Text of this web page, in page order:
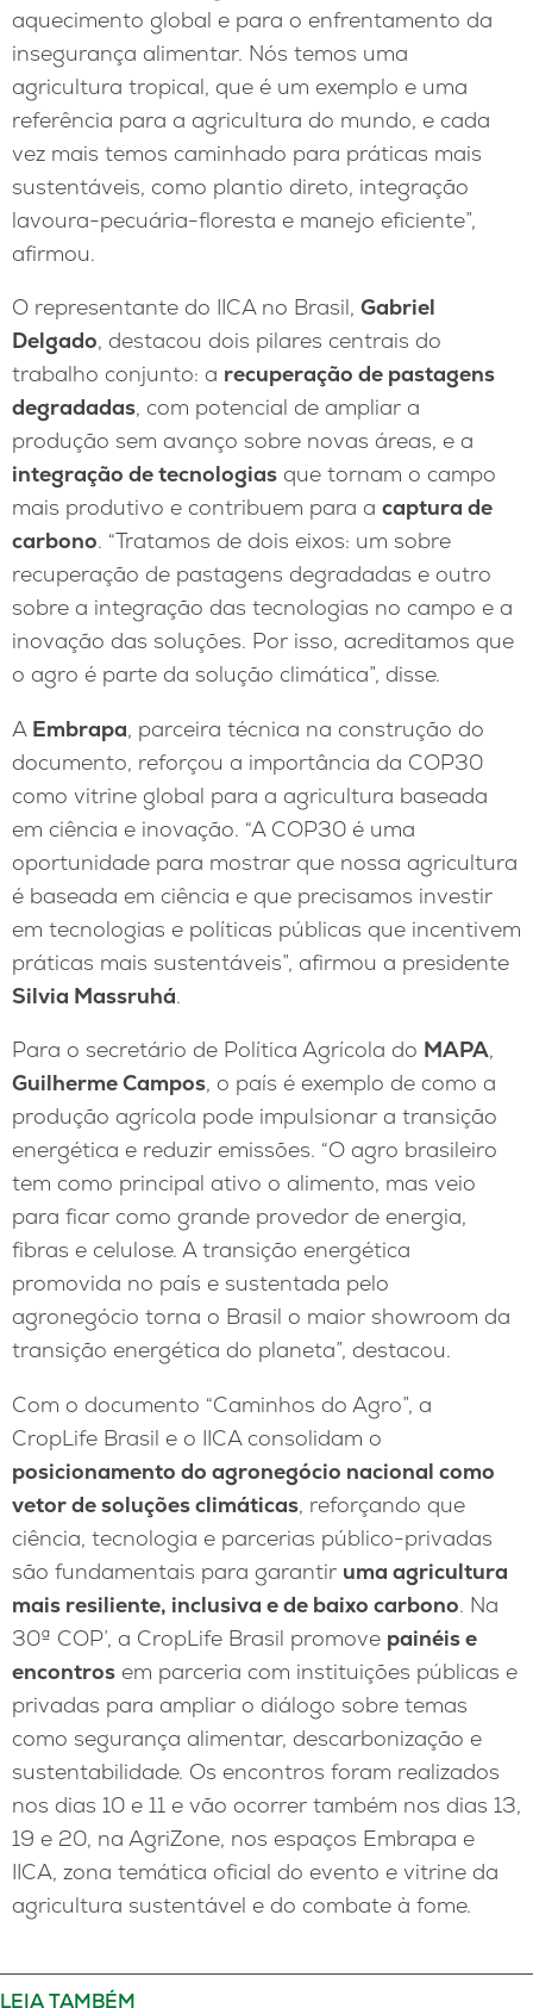
aquecimento global e para o enfrentamento da
insegurança alimentar. Nós temos uma
agricultura tropical, que é um exemplo e uma
referência para a agricultura do mundo, e cada
vez mais temos caminhado para práticas mais
sustentáveis, como plantio direto, integração
lavoura-pecuária-floresta e manejo eficiente”,
afirmou.
O representante do IICA no Brasil, Gabriel
Delgado, destacou dois pilares centrais do
trabalho conjunto: a recuperação de pastagens
degradadas, com potencial de ampliar a
produção sem avanço sobre novas áreas, e a
integração de tecnologias que tornam o campo
mais produtivo e contribuem para a captura de
carbono. “Tratamos de dois eixos: um sobre
recuperação de pastagens degradadas e outro
sobre a integração das tecnologias no campo e a
inovação das soluções. Por isso, acreditamos que
o agro é parte da solução climática”, disse.
A Embrapa, parceira técnica na construção do
documento, reforçou a importância da COP30
como vitrine global para a agricultura baseada
em ciência e inovação. “A COP30 é uma
oportunidade para mostrar que nossa agricultura
é baseada em ciência e que precisamos investir
em tecnologias e políticas públicas que incentivem
práticas mais sustentáveis”, afirmou a presidente
Silvia Massruhá.
Para o secretário de Política Agrícola do MAPA,
Guilherme Campos, o país é exemplo de como a
produção agrícola pode impulsionar a transição
energética e reduzir emissões. “O agro brasileiro
tem como principal ativo o alimento, mas veio
para ficar como grande provedor de energia,
fibras e celulose. A transição energética
promovida no país e sustentada pelo
agronegócio torna o Brasil o maior showroom da
transição energética do planeta”, destacou.
Com o documento “Caminhos do Agro”, a
CropLife Brasil e o IICA consolidam o
posicionamento do agronegócio nacional como
vetor de soluções climáticas, reforçando que
ciência, tecnologia e parcerias público-privadas
são fundamentais para garantir uma agricultura
mais resiliente, inclusiva e de baixo carbono. Na
30ª COP’, a CropLife Brasil promove painéis e
encontros em parceria com instituições públicas e
privadas para ampliar o diálogo sobre temas
como segurança alimentar, descarbonização e
sustentabilidade. Os encontros foram realizados
nos dias 10 e 11 e vão ocorrer também nos dias 13,
19 e 20, na AgriZone, nos espaços Embrapa e
IICA, zona temática oficial do evento e vitrine da
agricultura sustentável e do combate à fome.
LEIA TAMBÉM